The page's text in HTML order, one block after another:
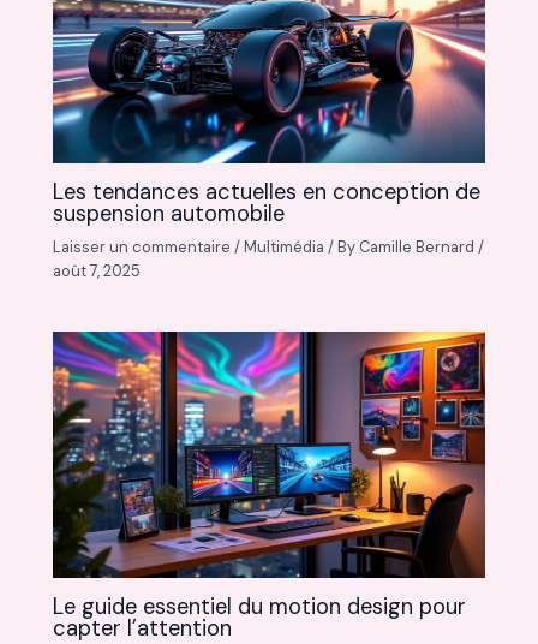
Les tendances actuelles en conception de
suspension automobile
Laisser un commentaire /Multimédia / By Camille Bernard/
août 7, 2025
Le guide essentiel du motion design pour
capter l’attention